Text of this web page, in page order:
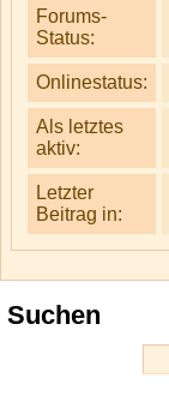
Forums-
Status:
Onlinestatus:
Als letztes
aktiv:
Letzter
Beitrag in:
Suchen